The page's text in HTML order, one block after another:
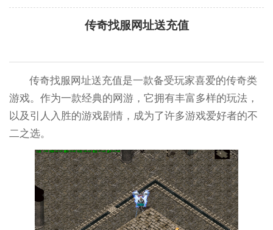
传奇找服网址送充值
传奇找服网址送充值是一款备受玩家喜爱的传奇类
游戏。作为一款经典的网游，它拥有丰富多样的玩法，
以及引人入胜的游戏剧情，成为了许多游戏爱好者的不
二之选。